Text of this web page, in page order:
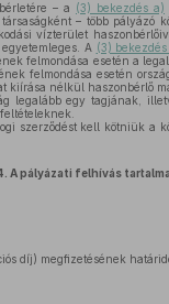
– a (3) bekezdés a)
– több pályázó
vízterület
A (3) bekezdés
felmondása esetén a
felmondása esetén
kiírása nélkül haszonbérlő
legalább egy tagjának,
szerződést kell kötniük a
A pályázati felhívás tartalma
díj) megfizetésének